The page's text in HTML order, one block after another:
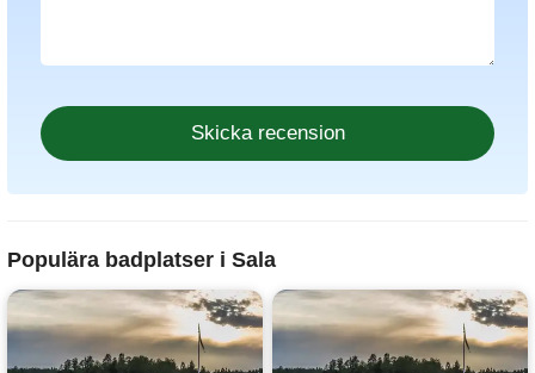
Populära badplatser i Sala